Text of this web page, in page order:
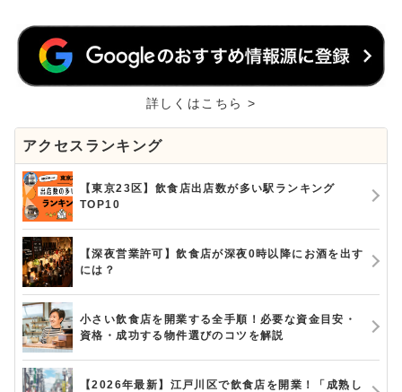
詳しくはこちら >
アクセスランキング
【東京23区】飲食店出店数が多い駅ランキング
TOP10
【深夜営業許可】飲食店が深夜0時以降にお酒を出す
には？
小さい飲食店を開業する全手順！必要な資金目安・
資格・成功する物件選びのコツを解説
【2026年最新】江戸川区で飲食店を開業！「成熟し